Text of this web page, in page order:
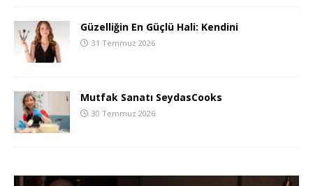
Güzelliğin En Güçlü Hali: Kendini
31 Temmuz 2026
Mutfak Sanatı SeydasCooks
30 Temmuz 2026